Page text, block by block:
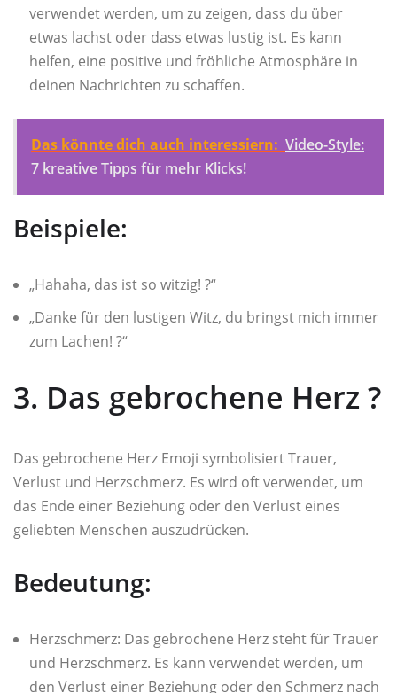
verwendet werden, um zu zeigen, dass du über
etwas lachst oder dass etwas lustig ist. Es kann
helfen, eine positive und fröhliche Atmosphäre in
deinen Nachrichten zu schaffen.
Das könnte dich auch interessiern: Video-Style:
7 kreative Tipps für mehr Klicks!
Beispiele:
„Hahaha, das ist so witzig! ?“
„Danke für den lustigen Witz, du bringst mich immer
zum Lachen! ?“
3. Das gebrochene Herz ?
Das gebrochene Herz Emoji symbolisiert Trauer,
Verlust und Herzschmerz. Es wird oft verwendet, um
das Ende einer Beziehung oder den Verlust eines
geliebten Menschen auszudrücken.
Bedeutung:
Herzschmerz: Das gebrochene Herz steht für Trauer
und Herzschmerz. Es kann verwendet werden, um
den Verlust einer Beziehung oder den Schmerz nach